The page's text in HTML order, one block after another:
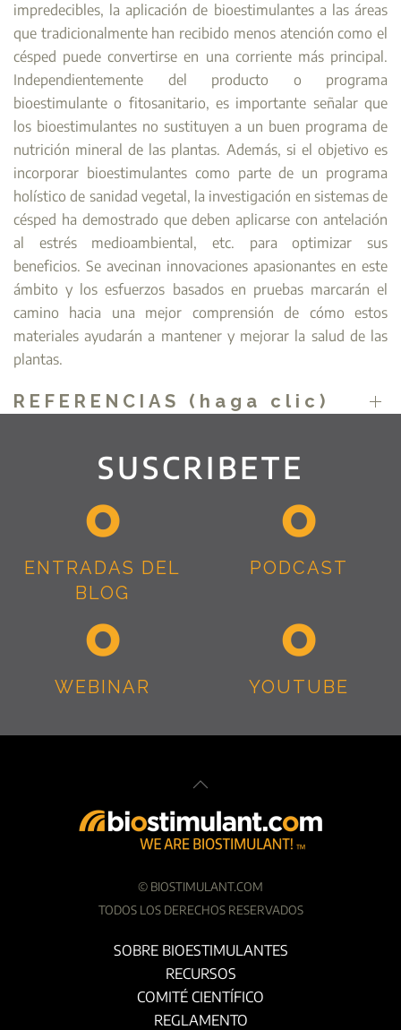
impredecibles, la aplicación de bioestimulantes a las áreas
que tradicionalmente han recibido menos atención como el
césped puede convertirse en una corriente más principal.
Independientemente del producto o programa
bioestimulante o fitosanitario, es importante señalar que
los bioestimulantes no sustituyen a un buen programa de
nutrición mineral de las plantas. Además, si el objetivo es
incorporar bioestimulantes como parte de un programa
holístico de sanidad vegetal, la investigación en sistemas de
césped ha demostrado que deben aplicarse con antelación
al estrés medioambiental, etc. para optimizar sus
beneficios. Se avecinan innovaciones apasionantes en este
ámbito y los esfuerzos basados en pruebas marcarán el
camino hacia una mejor comprensión de cómo estos
materiales ayudarán a mantener y mejorar la salud de las
plantas.
REFERENCIAS (haga clic)
SUSCRIBETE
ENTRADAS DEL
BLOG
PODCAST
WEBINAR YOUTUBE
© BIOSTIMULANT.COM
TODOS LOS DERECHOS RESERVADOS
SOBRE BIOESTIMULANTES
RECURSOS
COMITÉ CIENTÍFICO
REGLAMENTO